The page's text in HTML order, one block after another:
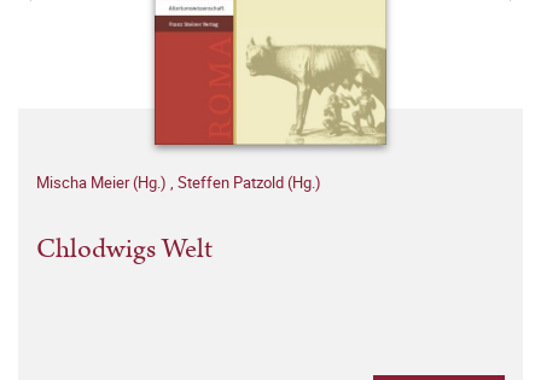
Mischa Meier (Hg.) , Steffen Patzold (Hg.)
Chlodwigs Welt